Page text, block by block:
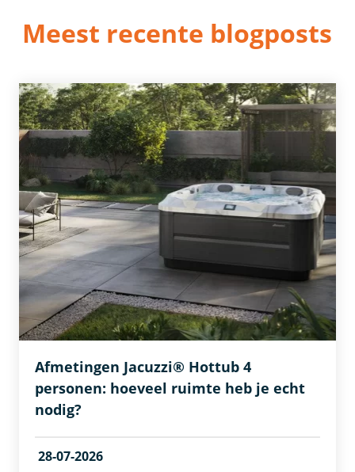
Meest recente blogposts
Afmetingen Jacuzzi® Hottub 4
personen: hoeveel ruimte heb je echt
nodig?
28-07-2026